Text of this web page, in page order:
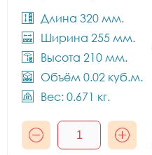
Длина 320 мм.
Ширина 255 мм.
Высота 210 мм.
Объём 0.02 куб.м.
Вес: 0.671 кг.